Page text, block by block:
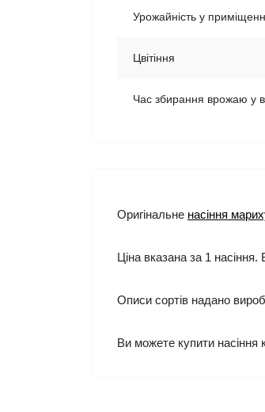
Урожайність у
Цвітіння
Час збирання врожаю у
Оригінальне насіння
Ціна вказана за 1 насіння.
Описи сортів надано
Ви можете купити насіння